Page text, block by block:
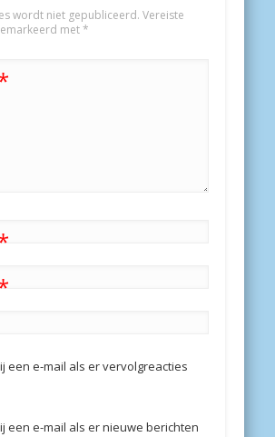
wordt niet gepubliceerd. Vereiste
met*
een e-mail als er vervolgreacties
een e-mail als er nieuwe berichten